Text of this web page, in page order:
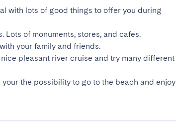
with lots of good things to offer you during
Lots of monuments, stores, and cafes.
your family and friends.
pleasant river cruise and try many different
the possibility to go to the beach and enjoy